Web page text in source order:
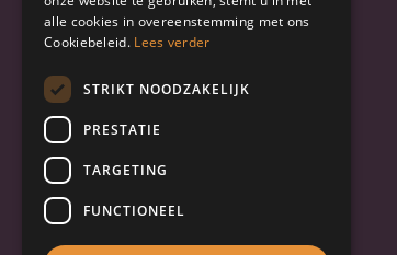
Netwerkkabels
Netwerk accessoires
Beveiliging
Netwerkvideorecorders (NVR)
Licenties
Meer over Synology Camera's
alle cookies in overeenstemming met ons
Cookiebeleid. Lees verder
STRIKT NOODZAKELIJK
PRESTATIE
TARGETING
FUNCTIONEEL